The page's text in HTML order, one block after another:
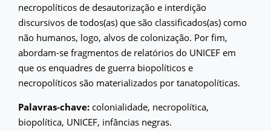
necropolíticos de desautorização e interdição
discursivos de todos(as) que são classificados(as) como
não humanos, logo, alvos de colonização. Por fim,
abordam-se fragmentos de relatórios do UNICEF em
que os enquadres de guerra biopolíticos e
necropolíticos são materializados por tanatopolíticas.
Palavras-chave: colonialidade, necropolítica,
biopolítica, UNICEF, infâncias negras.